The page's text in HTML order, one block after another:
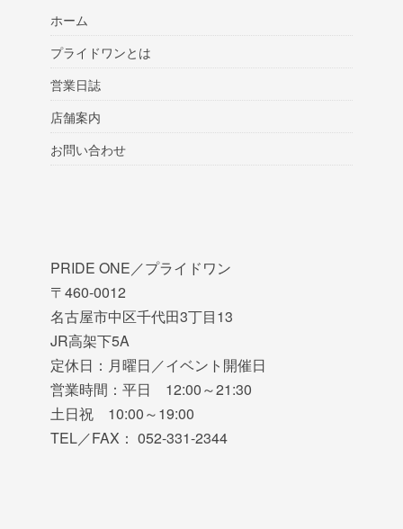
ホーム
プライドワンとは
営業日誌
店舗案内
お問い合わせ
PRIDE ONE／プライドワン
〒460-0012
名古屋市中区千代田3丁目13
JR高架下5A
定休日：月曜日／イベント開催日
営業時間：平日 12:00～21:30
土日祝 10:00～19:00
TEL／FAX： 052-331-2344